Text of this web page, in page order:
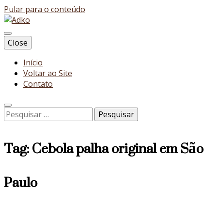
Pular para o conteúdo
Adko
Blog
Close
Início
Voltar ao Site
Contato
Pesquisar
por:
Tag:Cebola palha original em São
Paulo